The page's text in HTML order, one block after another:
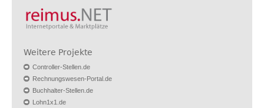
Weitere Projekte
Controller-Stellen.de
Rechnungswesen-Portal.de
Buchhalter-Stellen.de
Lohn1x1.de